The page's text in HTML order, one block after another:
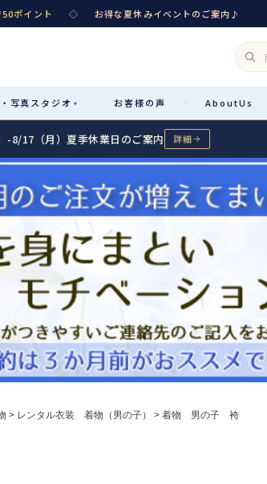
ポイント ◇ お得な夏休みイベントのご案内♪
写真スタジオ ▾ お客様の声 · AboutUs
細→ サイズで選ぶ→
Sale販売
コスチューム
アクセサリー
性別・サイズで絞り込む→
Graduation & Entrance
ご案内
返却・料金
流れ
ック
破損の補償
-8/17（月）夏季休業日のご案内 詳細
レンタル衣装 着物（男の子） 着物 男の子 袴